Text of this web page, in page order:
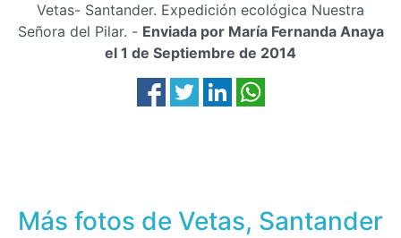
Vetas- Santander. Expedición ecológica Nuestra
Señora del Pilar. - Enviada por María Fernanda Anaya
el 1 de Septiembre de 2014
Más fotos de Vetas, Santander